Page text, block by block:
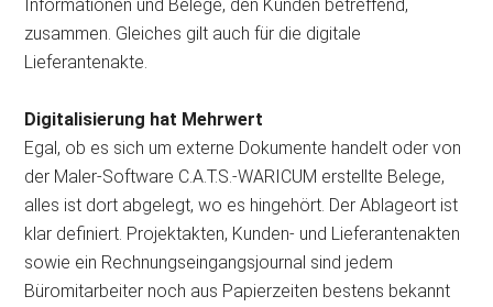
Informationen und Belege, den Kunden betreffend,
zusammen. Gleiches gilt auch für die digitale
Lieferantenakte.
Digitalisierung hat Mehrwert
Egal, ob es sich um externe Dokumente handelt oder von
der Maler-Software C.A.T.S.-WARICUM erstellte Belege,
alles ist dort abgelegt, wo es hingehört. Der Ablageort ist
klar definiert. Projektakten, Kunden- und Lieferantenakten
sowie ein Rechnungseingangsjournal sind jedem
Büromitarbeiter noch aus Papierzeiten bestens bekannt